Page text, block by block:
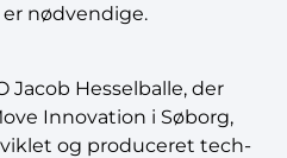
nødvendige.
Jacob Hesselballe, der
Innovation i Søborg,
og produceret tech-